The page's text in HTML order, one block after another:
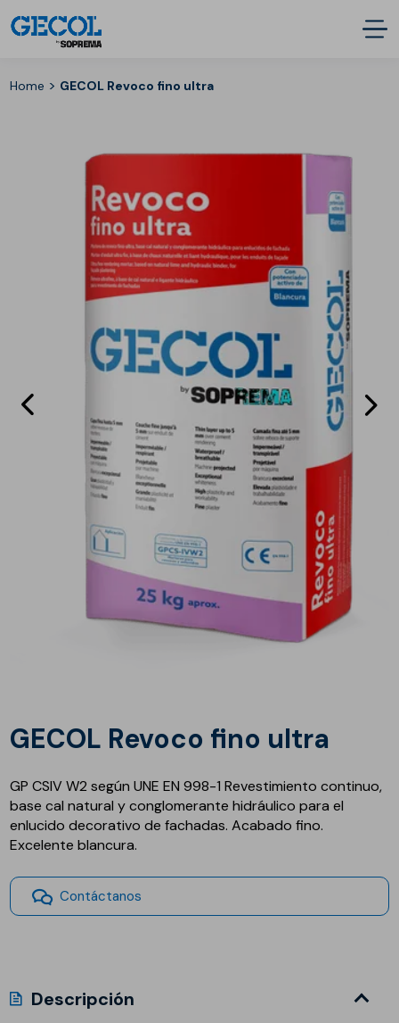
Home > GECOL Revoco fino ultra
précédent
GECOL Revoco fino ultra
GP CSIV W2 según UNE EN 998-1 Revestimiento continuo,
base cal natural y conglomerante hidráulico para el
enlucido decorativo de fachadas. Acabado fino.
Excelente blancura.
Contáctanos
Descripción